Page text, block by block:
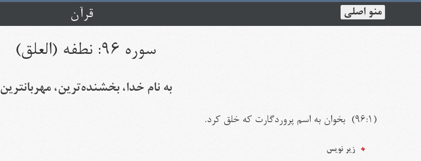
منو اصلی قرآن
سوره ۹۶: نطفه (العلق)
به نام خدا، بخشنده‏‌ترین، مهربانترین
(۹۶:۱) بخوان به اسم پروردگارت که خلق کرد.
زیر نویس